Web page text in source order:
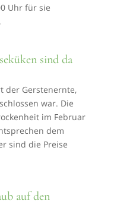
Uhr für sie
sind da
der Gerstenernte,
war. Die
im Februar
dem
sind die Preise
auf den